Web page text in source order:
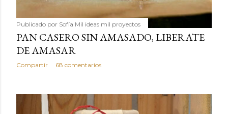
Publicado por Sofía Mil ideas mil proyectos
PAN CASERO SIN AMASADO, LIBERATE
DE AMASAR
Compartir 68 comentarios